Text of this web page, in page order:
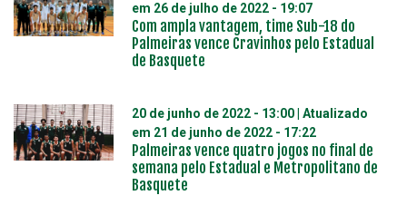
em 26 de julho de 2022 - 19:07
Com ampla vantagem, time Sub-18 do
Palmeiras vence Cravinhos pelo Estadual
de Basquete
20 de junho de 2022 - 13:00 | Atualizado
em 21 de junho de 2022 - 17:22
Palmeiras vence quatro jogos no final de
semana pelo Estadual e Metropolitano de
Basquete